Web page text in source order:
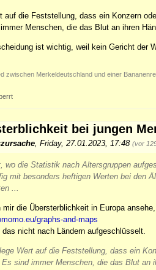
auf die Feststellung, dass ein Konzern
Menschen, die das Blut an ihren
ist wichtig, weil kein Gericht
zwischen Merkeldeutschland und einer
bei jungen
Friday, 27.01.2023, 17:48 (vor
wo die Statistik nach Altersgruppen
mit besonders heftigen Werten bei den
...
mir die Übersterblichkeit in Europa
graphs-and-maps
das nicht nach Ländern aufgeschlüsselt.
Wert auf die Feststellung, dass ein
sind immer Menschen, die das Blut an